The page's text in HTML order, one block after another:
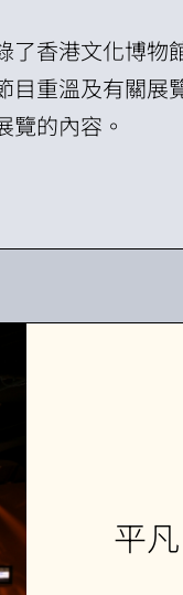
了香港文化博
目重溫及有關展
覽的內容。
平